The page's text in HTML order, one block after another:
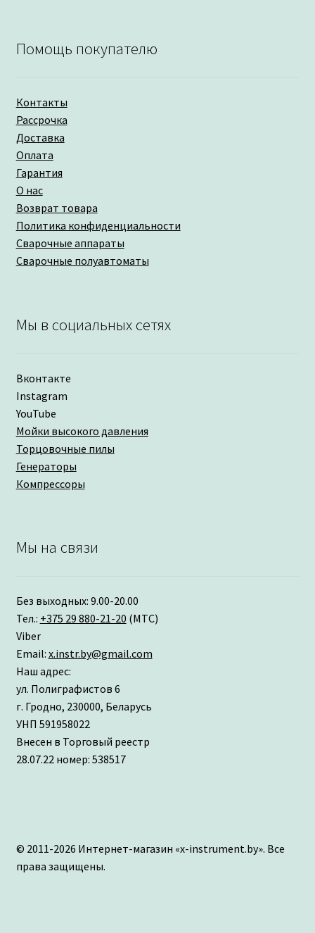
Помощь покупателю
Контакты
Рассрочка
Доставка
Оплата
Гарантия
О нас
Возврат товара
Политика конфиденциальности
Сварочные аппараты
Сварочные полуавтоматы
Мы в социальных сетях
Вконтакте
Instagram
YouTube
Мойки высокого давления
Торцовочные пилы
Генераторы
Компрессоры
Мы на связи
Без выходных: 9.00-20.00
Тел.: +375 29 880-21-20 (МТС)
Viber
Email: x.instr.by@gmail.com
Наш адрес:
ул. Полиграфистов 6
г. Гродно, 230000, Беларусь
УНП 591958022
Внесен в Торговый реестр
28.07.22 номер: 538517
© 2011-2026 Интернет-магазин «x-instrument.by». Все
права защищены.